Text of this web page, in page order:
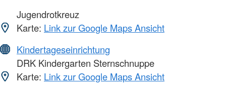
Jugendrotkreuz
Karte: Link zur Google Maps Ansicht
Kindertageseinrichtung
DRK Kindergarten Sternschnuppe
Karte: Link zur Google Maps Ansicht